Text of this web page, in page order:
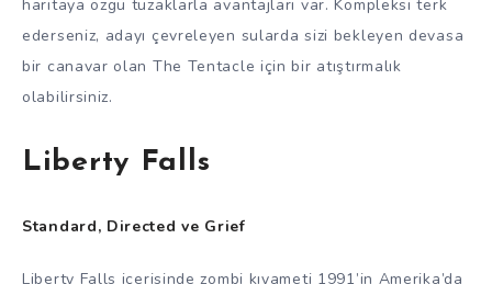
haritaya özgü tuzaklarla avantajları var. Kompleksi terk
ederseniz, adayı çevreleyen sularda sizi bekleyen devasa
bir canavar olan The Tentacle için bir atıştırmalık
olabilirsiniz.
Liberty Falls
Standard, Directed ve Grief
Liberty Falls içerisinde zombi kıyameti 1991’in Amerika’da